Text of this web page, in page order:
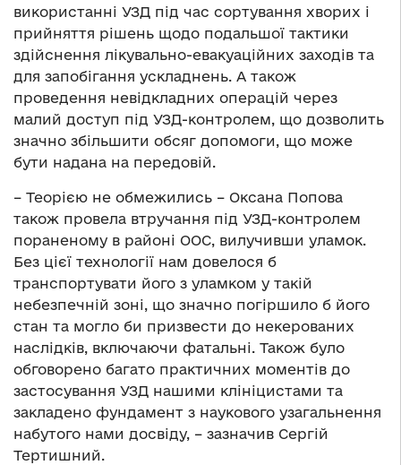
використанні УЗД під час сортування хворих і
прийняття рішень щодо подальшої тактики
здійснення лікувально-евакуаційних заходів та
для запобігання ускладнень. А також
проведення невідкладних операцій через
малий доступ під УЗД-контролем, що дозволить
значно збільшити обсяг допомоги, що може
бути надана на передовій.
– Теорією не обмежились – Оксана Попова
також провела втручання під УЗД-контролем
пораненому в районі ООС, вилучивши уламок.
Без цієї технології нам довелося б
транспортувати його з уламком у такій
небезпечній зоні, що значно погіршило б його
стан та могло би призвести до некерованих
наслідків, включаючи фатальні. Також було
обговорено багато практичних моментів до
застосування УЗД нашими клініцистами та
закладено фундамент з наукового узагальнення
набутого нами досвіду, – зазначив Сергій
Тертишний.